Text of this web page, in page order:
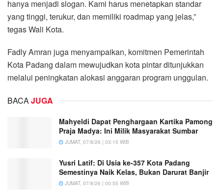
hanya menjadi slogan. Kami harus menetapkan standar
yang tinggi, terukur, dan memiliki roadmap yang jelas,”
tegas Wali Kota.
Fadly Amran juga menyampaikan, komitmen Pemerintah
Kota Padang dalam mewujudkan kota pintar ditunjukkan
melalui peningkatan alokasi anggaran program unggulan.
BACAJUGA
Mahyeldi Dapat Penghargaan Kartika Pamong
Praja Madya: Ini Milik Masyarakat Sumbar
JUMAT, 07/8/26 | 03:15 WIB
Yusri Latif: Di Usia ke-357 Kota Padang
Semestinya Naik Kelas, Bukan Darurat Banjir
JUMAT, 07/8/26 | 00:55 WIB